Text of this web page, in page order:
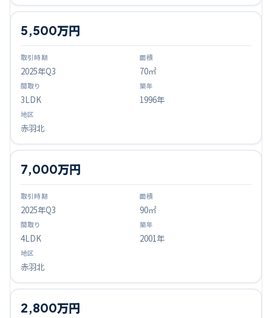
2025年Q3
5,500万円
70㎡
3LDK 1996年
赤羽北
2025年Q3
7,000万円
90㎡
4LDK 2001年
赤羽北
2,800万円